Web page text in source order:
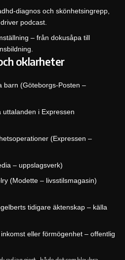
diagnos och skönhetsingrepp,
podcast.
– från dokusåpa till
oklarheter
barn (Göteborgs-Posten –
i Expressen
(Expressen –
– uppslagsverk)
(Modette – livsstilsmagasin)
tidigare äktenskap – källa
eller förmögenhet – offentlig